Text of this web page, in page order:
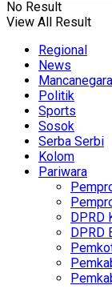
No Result
View All Result
Regional
News
Mancanegara
Politik
Sports
Sosok
Serba Serbi
Kolom
Pariwara
DPRD
DPRD